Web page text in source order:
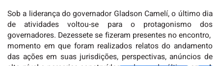
Sob a liderança do governador Gladson Camelí, o último dia
de atividades voltou-se para o protagonismo dos
governadores. Dezessete se fizeram presentes no encontro,
momento em que foram realizados relatos do andamento
das ações em suas jurisdições, perspectivas, anúncios de